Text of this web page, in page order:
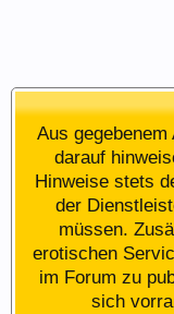
Aus
darauf
Hinweise stets
der
müssen.
erotischen
im Forum zu
sich